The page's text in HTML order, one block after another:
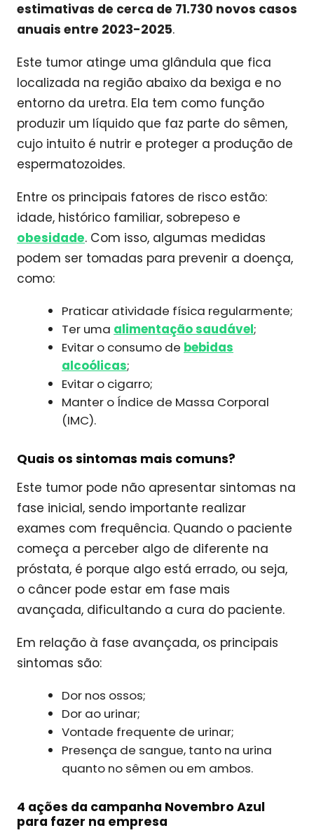
estimativas de cerca de 71.730 novos casos
anuais entre 2023-2025.
Este tumor atinge uma glândula que fica
localizada na região abaixo da bexiga e no
entorno da uretra. Ela tem como função
produzir um líquido que faz parte do sêmen,
cujo intuito é nutrir e proteger a produção de
espermatozoides.
Entre os principais fatores de risco estão:
idade, histórico familiar, sobrepeso e
obesidade. Com isso, algumas medidas
podem ser tomadas para prevenir a doença,
como:
Praticar atividade física regularmente;
Ter uma alimentação saudável;
Evitar o consumo de bebidas
alcoólicas;
Evitar o cigarro;
Manter o Índice de Massa Corporal
(IMC).
Quais os sintomas mais comuns?
Este tumor pode não apresentar sintomas na
fase inicial, sendo importante realizar
exames com frequência. Quando o paciente
começa a perceber algo de diferente na
próstata, é porque algo está errado, ou seja,
o câncer pode estar em fase mais
avançada, dificultando a cura do paciente.
Em relação à fase avançada, os principais
sintomas são:
Dor nos ossos;
Dor ao urinar;
Vontade frequente de urinar;
Presença de sangue, tanto na urina
quanto no sêmen ou em ambos.
4 ações da campanha Novembro Azul
para fazer na empresa